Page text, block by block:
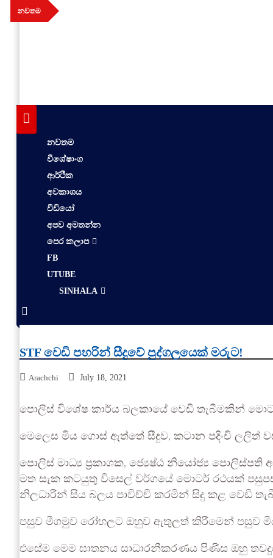
Skip
to
නවතම
aithiya
Human Rights News
නවතම
විශේෂාංග
ආර්ථික
අවකාශය
වීඩියෝ
අපව අමතන්න
පෙර කලාප
FB
UTUBE
SINHALA
STF වෙඩි පහරින් සීදුවේ පුද්ගලයෙක් මරුට!
Arachchi July 18, 2021
පොලිස් විශේෂ කාර්ය බලකායේ වෙඩි තැබීමකින්
මෙලෙස මිය ගොස් ඇත්තේ සීදුව, කටාන පදිංචි ලලිත්
පොලිස් මාධ්‍ය ප්‍රකාශක, ජ්‍යෙෂ්ඨ නියෝජ්‍ය
මත සැක කටයුතු විසෙල් වර්ගයේ මොටර් රථයක්
නිලධාරීන් සිය බලය පාවිච්චි කරමින් සිදු කළ වෙඩි
පසුව මීගමුව රෝහලට ඔහුව ඇතුලත් කිරීමෙන් පසුව
එසේම මෙම ඝාතනය සාධාරනීකරණය පිණිස ඔහු